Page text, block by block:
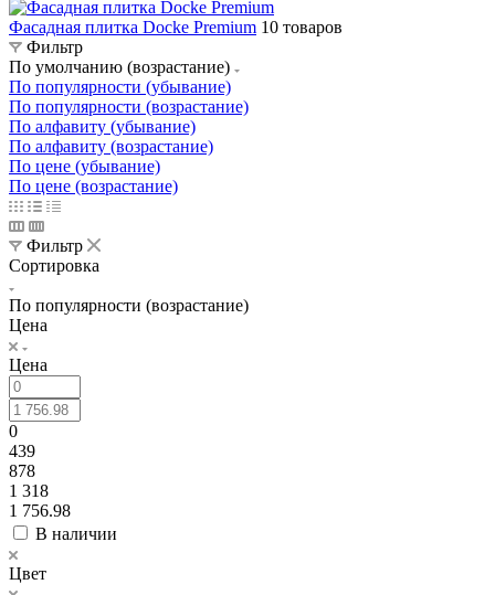
Фасадная плитка Docke Premium 10 товаров
Фильтр
По умолчанию (возрастание)
По популярности (убывание)
По популярности (возрастание)
По алфавиту (убывание)
По алфавиту (возрастание)
По цене (убывание)
По цене (возрастание)
Фильтр
Сортировка
По популярности (возрастание)
Цена
Цена
0
439
878
1 318
1 756.98
В наличии
Цвет